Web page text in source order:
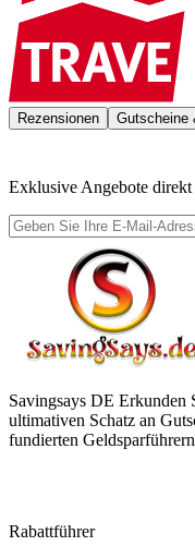
Rezensionen Gutscheine
Exklusive Angebote direkt
Savingsays DE Erkunden
ultimativen Schatz an
fundierten
Rabattführer